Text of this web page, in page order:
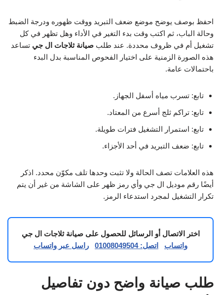
احفظ بوصف يوضح موضع ضعف التبريد ووقت ظهوره ودرجة الضبط
وحالة الباب، ثم اكتب وقت بدء التغير في الأداء وهل تظهر في كل
تشغيل أم في ظروف محددة. عند طلب صيانة ثلاجات ال جي تساعد
هذه الصورة الزمنية على اختيار الفحوص المناسبة بدل البدء
باحتمالات عامة.
تابع: تسرب مياه أسفل الجهاز.
تابع: تراكم ثلج أسرع من المعتاد.
تابع: استمرار التشغيل فترات طويلة.
تابع: ضعف التبريد في أحد الأجزاء.
هذه العلامات تصف الحالة ولا تثبت وحدها تلف مكوّن محدد. اذكر
أيضًا رقم موديل ال جي وأي رمز ظهر على الشاشة من غير أن يتم
تكرار التشغيل لمجرد استدعاء الرمز.
اختر الاتصال أو الرسائل للحصول على صيانة ثلاجات ال جي
واتساب
اتصل: 01008049504 راسل عبر واتساب
طلب صيانة واضح دون تفاصيل